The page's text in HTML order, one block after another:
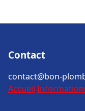
Contact
contact@bon-
Accueil